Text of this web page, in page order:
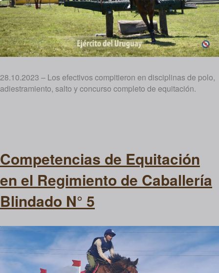
28.10.2023 – Los efectivos compitieron en disciplinas de polo,
adiestramiento, salto y concurso completo de equitación.
Competencias de Equitación
en el Regimiento de Caballería
Blindado N° 5